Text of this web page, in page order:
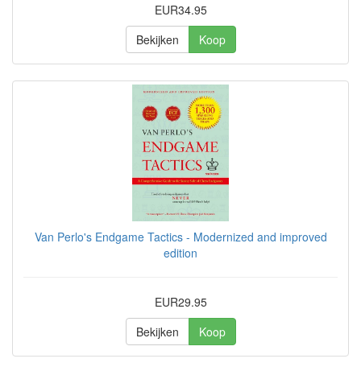
EUR34.95
Bekijken
Koop
Van Perlo's Endgame Tactics - Modernized and improved
edition
EUR29.95
Bekijken
Koop